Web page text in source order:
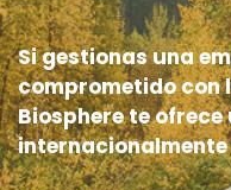
Si gestionas una
comprometido con
Biosphere te